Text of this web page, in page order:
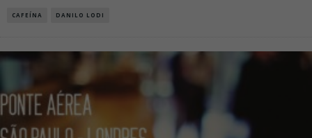
CAFEÍNA DANILO LODI